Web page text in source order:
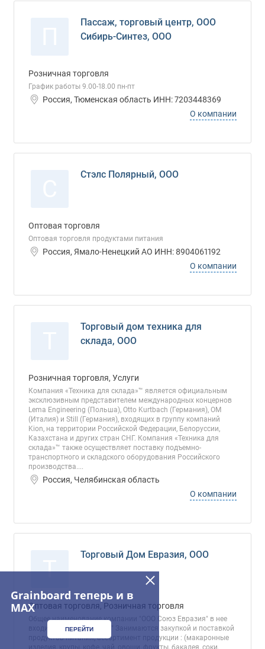
Пассаж, торговый центр, ООО
Сибирь-Синтез, ООО
Розничная торговля
График работы 9.00-18.00 пн-пт
Россия, Тюменская область ИНН: 7203448369
О компании
Стэлс Полярный, ООО
Оптовая торговля
Оптовая торговля продуктами питания
Россия, Ямало-Ненецкий АО ИНН: 8904061192
О компании
Торговый дом техника для
склада, ООО
Розничная торговля, Услуги
Компания «Техника для склада»™ является официальным
эксклюзивным представителем международных концернов
Lema Engineering (Польша), Otto Kurtbach (Германия), OM
(Италия) и Still (Германия), входящих в группу компаний
Kion, на территории Российской Федерации, Белоруссии,
Казахстана и других стран СНГ. Компания «Техника для
склада»™ также осуществляет поставку подъемно-
транспортного и складского оборудования Российского
производства....
Россия, Челябинская область
О компании
Т
Торговый Дом Евразия, ООО
Оптовая торговля, Розничная торговля
Общее наименование компании "ООО Союз Евразия" в нее
входит "ООО ТД Евразия" Занимаются закупкой и поставкой
продуктов питания, ассортимент продукции : (макаронные
изделия, крупы, кофе, чай, овощи, фрукты, бакалея, соки,
Grainboard теперь и в
MAX
ПЕРЕЙТИ